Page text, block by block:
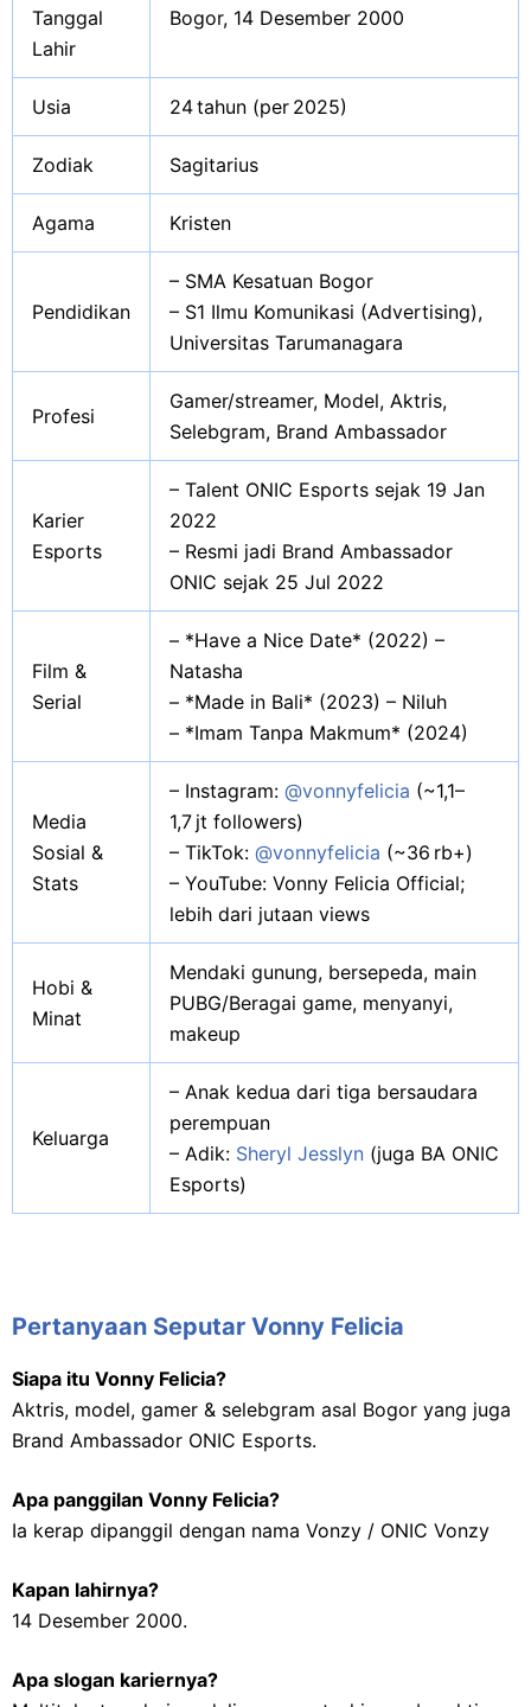
Tanggal
Lahir
Bogor, 14 Desember 2000
Usia 24 tahun (per 2025)
Zodiak Sagitarius
Agama Kristen
Pendidikan
– SMA Kesatuan Bogor
– S1 Ilmu Komunikasi (Advertising),
Universitas Tarumanagara
Profesi
Gamer/streamer, Model, Aktris,
Selebgram, Brand Ambassador
Karier
Esports
– Talent ONIC Esports sejak 19 Jan
2022
– Resmi jadi Brand Ambassador
ONIC sejak 25 Jul 2022
Film &
Serial
– *Have a Nice Date* (2022) –
Natasha
– *Made in Bali* (2023) – Niluh
– *Imam Tanpa Makmum* (2024)
Media
Sosial &
Stats
– Instagram: @vonnyfelicia (~1,1–
1,7 jt followers)
– TikTok: @vonnyfelicia (~36 rb+)
– YouTube: Vonny Felicia Official;
lebih dari jutaan views
Hobi &
Minat
Mendaki gunung, bersepeda, main
PUBG/Beragai game, menyanyi,
makeup
Keluarga
– Anak kedua dari tiga bersaudara
perempuan
– Adik: Sheryl Jesslyn (juga BA ONIC
Esports)
Pertanyaan Seputar Vonny Felicia
Siapa itu Vonny Felicia?
Aktris, model, gamer & selebgram asal Bogor yang juga
Brand Ambassador ONIC Esports.
Apa panggilan Vonny Felicia?
Ia kerap dipanggil dengan nama Vonzy / ONIC Vonzy
Kapan lahirnya?
14 Desember 2000.
Apa slogan kariernya?